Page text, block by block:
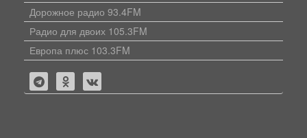
Дорожное радио 93.4FM
Радио для двоих 105.3FM
Европа плюс 103.3FM